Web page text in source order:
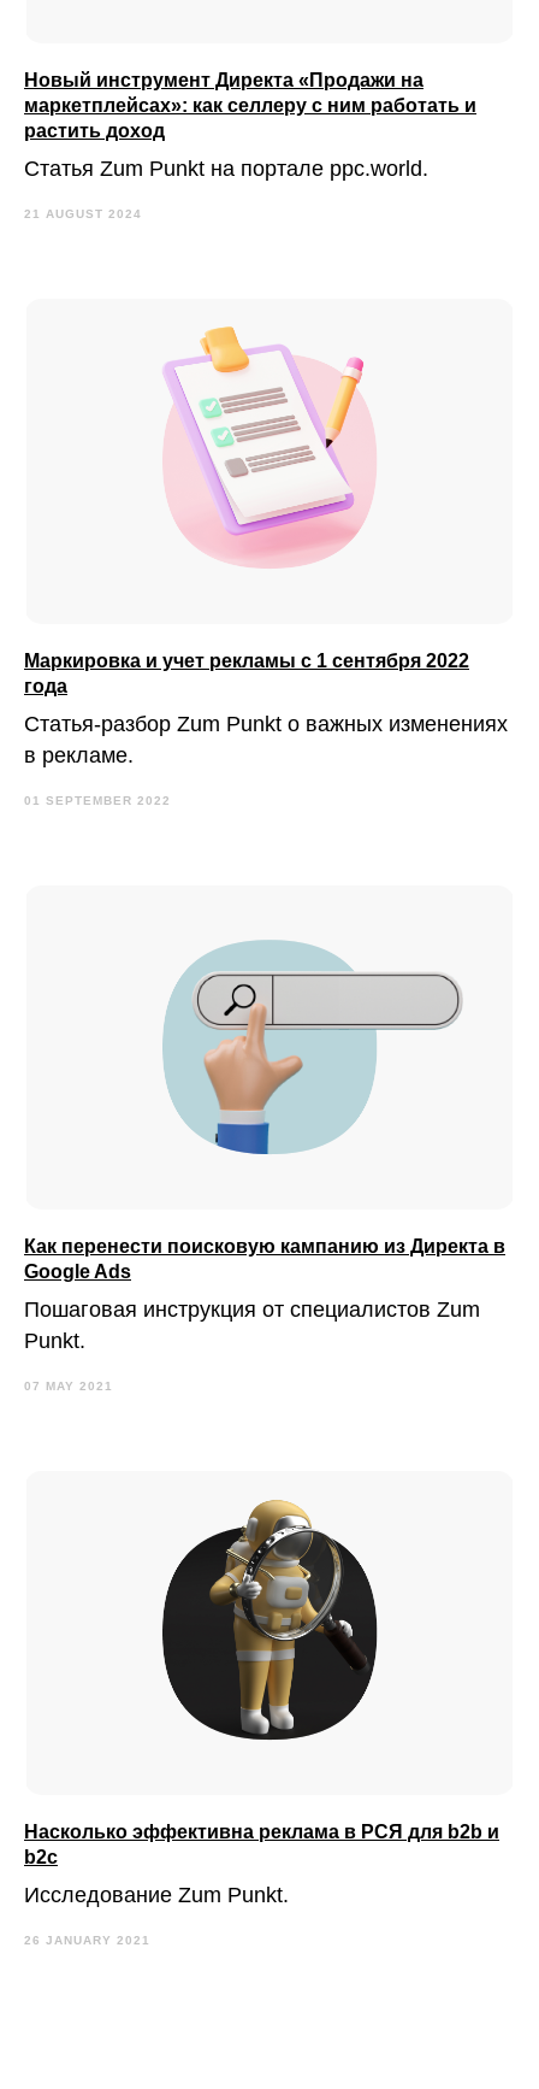
Новый инструмент Директа «Продажи на
маркетплейсах»: как селлеру с ним работать и
растить доход
Статья Zum Punkt на портале ppc.world.
21 AUGUST 2024
Маркировка и учет рекламы с 1 сентября 2022
года
Статья-разбор Zum Punkt о важных изменениях
в рекламе.
01 SEPTEMBER 2022
Как перенести поисковую кампанию из Директа в
Google Ads
Пошаговая инструкция от специалистов Zum
Punkt.
07 MAY 2021
Насколько эффективна реклама в РСЯ для b2b и
b2c
Исследование Zum Punkt.
26 JANUARY 2021